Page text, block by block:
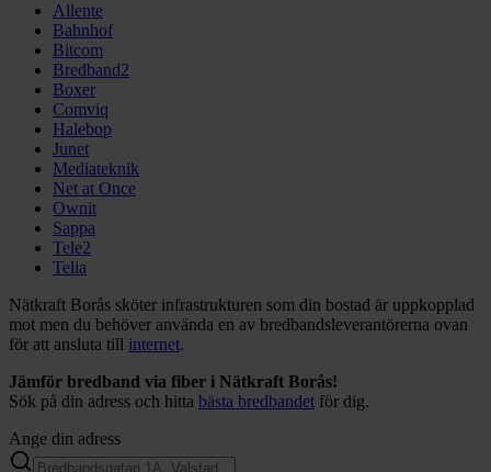
Allente
Bahnhof
Bitcom
Bredband2
Boxer
Comviq
Halebop
Junet
Mediateknik
Net at Once
Ownit
Sappa
Tele2
Telia
Nätkraft Borås sköter infrastrukturen som din bostad är uppkopplad
mot men du behöver använda en av bredbandsleverantörerna ovan
för att ansluta till internet.
Jämför bredband via fiber i Nätkraft Borås!
Sök på din adress och hitta bästa bredbandet för dig.
Ange din adress